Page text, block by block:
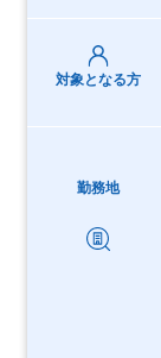
対象となる方
勤務地